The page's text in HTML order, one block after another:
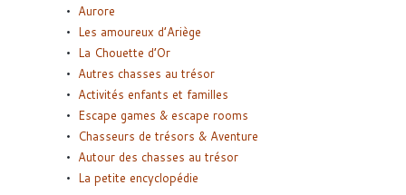
Aurore
Les amoureux d’Ariège
La Chouette d’Or
Autres chasses au trésor
Activités enfants et familles
Escape games & escape rooms
Chasseurs de trésors & Aventure
Autour des chasses au trésor
La petite encyclopédie